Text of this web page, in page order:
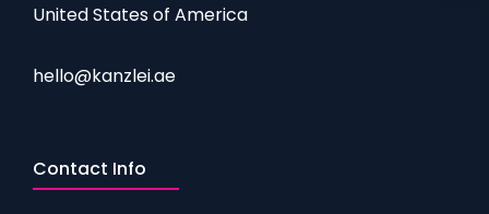
United States of America
hello@kanzlei.ae
Contact Info